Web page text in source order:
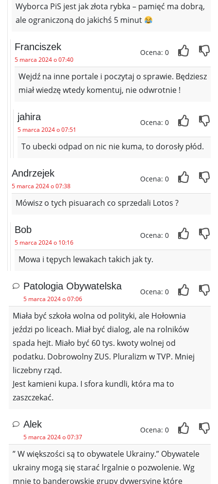
Wyborca PiS jest jak złota rybka – pamięć ma dobrą,
ale ograniczoną do jakichś 5 minut
Franciszek
5 marca 2024 o 07:40
Ocena: 0
Wejdź na inne portale i poczytaj o sprawie. Będziesz
miał wiedzę wtedy komentuj, nie odwrotnie !
jahira
5 marca 2024 o 07:51
Ocena: 0
To ubecki odpad on nic nie kuma, to dorosły płód.
Andrzejek
5 marca 2024 o 07:38
Ocena: 0
Mówisz o tych pisuarach co sprzedali Lotos ?
Bob
5 marca 2024 o 10:16
Ocena: 0
Mowa i tępych lewakach takich jak ty.
Patologia Obywatelska
5 marca 2024 o 07:06
Ocena: 0
Miała być szkoła wolna od polityki, ale Hołownia
jeździ po liceach. Miał być dialog, ale na rolników
spada hejt. Miało być 60 tys. kwoty wolnej od
podatku. Dobrowolny ZUS. Pluralizm w TVP. Mniej
liczebny rząd.
Jest kamieni kupa. I sfora kundli, która ma to
zaszczekać.
Alek
5 marca 2024 o 07:37
Ocena: 0
” W większości są to obywatele Ukrainy.” Obywatele
ukrainy mogą się starać lrgalnie o pozwolenie. Wg
mnie to banderowskie grupy dywersyjne które